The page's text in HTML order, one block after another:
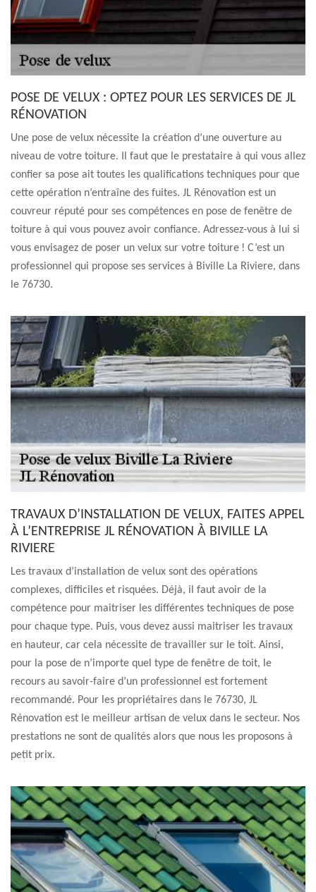
POSE DE VELUX : OPTEZ POUR LES SERVICES DE JL
RÉNOVATION
Une pose de velux nécessite la création d’une ouverture au
niveau de votre toiture. Il faut que le prestataire à qui vous allez
confier sa pose ait toutes les qualifications techniques pour que
cette opération n’entraîne des fuites. JL Rénovation est un
couvreur réputé pour ses compétences en pose de fenêtre de
toiture à qui vous pouvez avoir confiance. Adressez-vous à lui si
vous envisagez de poser un velux sur votre toiture ! C’est un
professionnel qui propose ses services à Biville La Riviere, dans
le 76730.
TRAVAUX D’INSTALLATION DE VELUX, FAITES APPEL
À L’ENTREPRISE JL RÉNOVATION À BIVILLE LA
RIVIERE
Les travaux d’installation de velux sont des opérations
complexes, difficiles et risquées. Déjà, il faut avoir de la
compétence pour maitriser les différentes techniques de pose
pour chaque type. Puis, vous devez aussi maitriser les travaux
en hauteur, car cela nécessite de travailler sur le toit. Ainsi,
pour la pose de n’importe quel type de fenêtre de toit, le
recours au savoir-faire d’un professionnel est fortement
recommandé. Pour les propriétaires dans le 76730, JL
Rénovation est le meilleur artisan de velux dans le secteur. Nos
prestations ne sont de qualités alors que nous les proposons à
petit prix.